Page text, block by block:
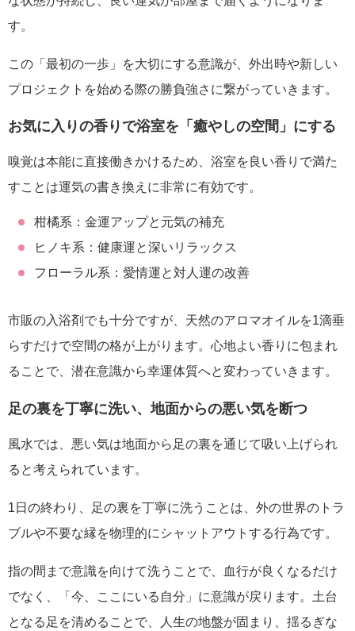
す。
この「最初の一歩」を大切にする意識が、外出時や新しい
プロジェクトを始める際の勝負強さに繋がっていきます。
お気に入りの香りで浴室を「癒やしの空間」にする
嗅覚は本能に直接働きかけるため、浴室を良い香りで満た
すことは運気の書き換えに非常に有効です。
柑橘系：金運アップと元気の補充
ヒノキ系：健康運と深いリラックス
フローラル系：愛情運と対人運の改善
市販の入浴剤でも十分ですが、天然のアロマオイルを1滴垂
らすだけで空間の格が上がります。心地よい香りに包まれ
ることで、潜在意識から幸運体質へと変わっていきます。
足の裏を丁寧に洗い、地面からの悪い気を断つ
風水では、悪い気は地面から足の裏を通じて吸い上げられ
ると考えられています。
1日の終わり、足の裏を丁寧に洗うことは、外の世界のトラ
ブルや不要な縁を物理的にシャットアウトする行為です。
指の間まで意識を向けて洗うことで、血行が良くなるだけ
でなく、「今、ここにいる自分」に意識が戻ります。土台
となる足を清めることで、人生の地盤が固まり、揺るぎな